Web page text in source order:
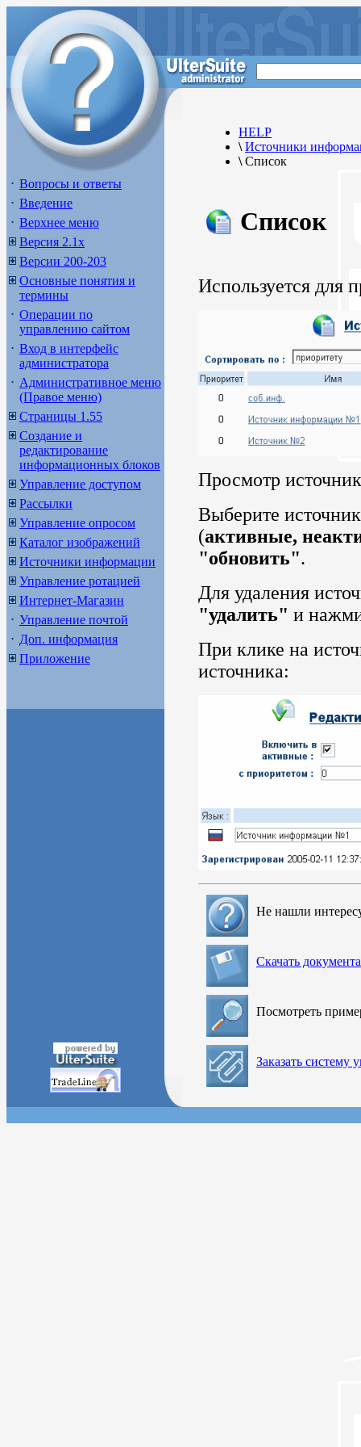
Вопросы и ответы
Введение
Верхнее меню
Версия 2.1х
Версии 200-203
Основные понятия и
термины
Операции по
управлению сайтом
Вход в интерфейс
администратора
Административное меню
(Правое меню)
Страницы 1.55
Создание и
редактирование
информационных блоков
Управление доступом
Рассылки
Управление опросом
Каталог изображений
Источники информации
Управление ротацией
Интернет-Магазин
Управление почтой
Доп. информация
Приложение
HELP
\Источники
\Список
Список
Используется для
Просмотр
Выберите
(активные,
"обновить".
Для удаления
"удалить" и
При клике на
источника:
Не нашли
Скачать
Посмотреть
Заказать систему